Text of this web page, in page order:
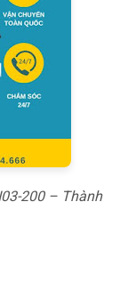
200 – Thành